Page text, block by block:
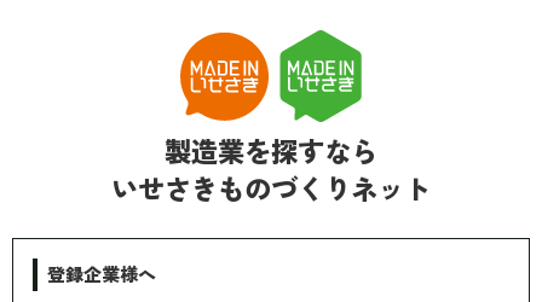
製造業を探すなら
いせさきものづくりネット
登録企業様へ